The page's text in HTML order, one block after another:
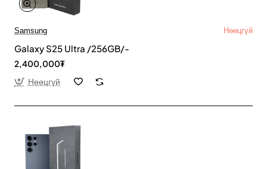
Samsung Нөөцгүй
Galaxy S25 Ultra /256GB/-
2,400,000₮
Нөөцгүй